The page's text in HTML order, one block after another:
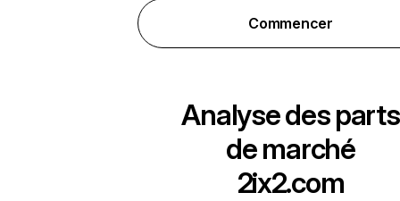
Commencer
Analyse des parts
de marché
2ix2.com